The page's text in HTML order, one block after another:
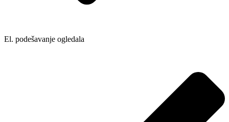
El. podešavanje ogledala